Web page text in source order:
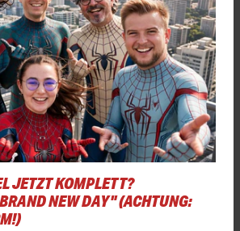
JETZT KOMPLETT?
NEW DAY" (ACHTUNG: